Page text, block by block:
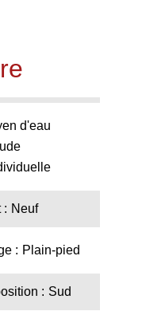
d'eau
Neuf
Plain-pied
Sud